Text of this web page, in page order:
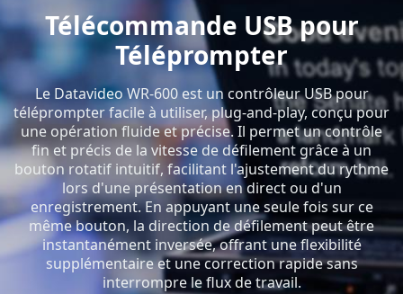
Télécommande USB pour
Téléprompter
Le Datavideo WR-600 est un contrôleur USB pour
téléprompter facile à utiliser, plug-and-play, conçu pour
une opération fluide et précise. Il permet un contrôle
fin et précis de la vitesse de défilement grâce à un
bouton rotatif intuitif, facilitant l'ajustement du rythme
lors d'une présentation en direct ou d'un
enregistrement. En appuyant une seule fois sur ce
même bouton, la direction de défilement peut être
instantanément inversée, offrant une flexibilité
supplémentaire et une correction rapide sans
interrompre le flux de travail.